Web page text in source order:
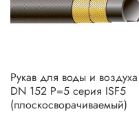
Рукав для воды и воздуха
DN 152 P=5 серия ISF5
(плоскосворачиваемый)